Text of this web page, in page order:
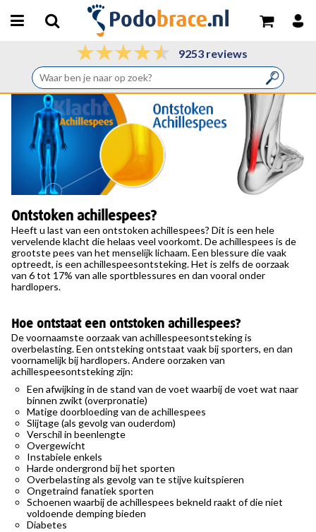
9253 reviews
Ontstoken achillespees?
Heeft u last van eenontstoken achillespees? Dit is een hele
vervelende klacht die helaas veel voorkomt. De achillespees is de
grootste pees van het menselijk lichaam. Een blessure die vaak
optreedt, is een achillespeesontsteking. Het is zelfs de oorzaak
van 6 tot 17% van alle sportblessures en dan vooral onder
hardlopers.
Hoe ontstaat een ontstoken achillespees?
De voornaamste oorzaak van achillespeesontsteking is
overbelasting. Een ontsteking ontstaat vaak bij sporters, en dan
voornamelijk bij hardlopers. Andere oorzaken van
achillespeesontsteking zijn:
Een afwijking in de stand van de voet waarbij de voet wat naar
binnen zwikt (overpronatie)
Matige doorbloeding van de achillespees
Slijtage (als gevolg van ouderdom)
Verschil in beenlengte
Overgewicht
Instabiele enkels
Harde ondergrond bij het sporten
Overbelasting als gevolg van te stijve kuitspieren
Ongetraind fanatiek sporten
Schoenen waarbij de achillespees bekneld raakt of die niet
voldoende demping bieden
Diabetes